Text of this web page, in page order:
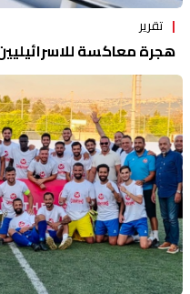
تقرير
هجرة معاكسة للاسرائيليين